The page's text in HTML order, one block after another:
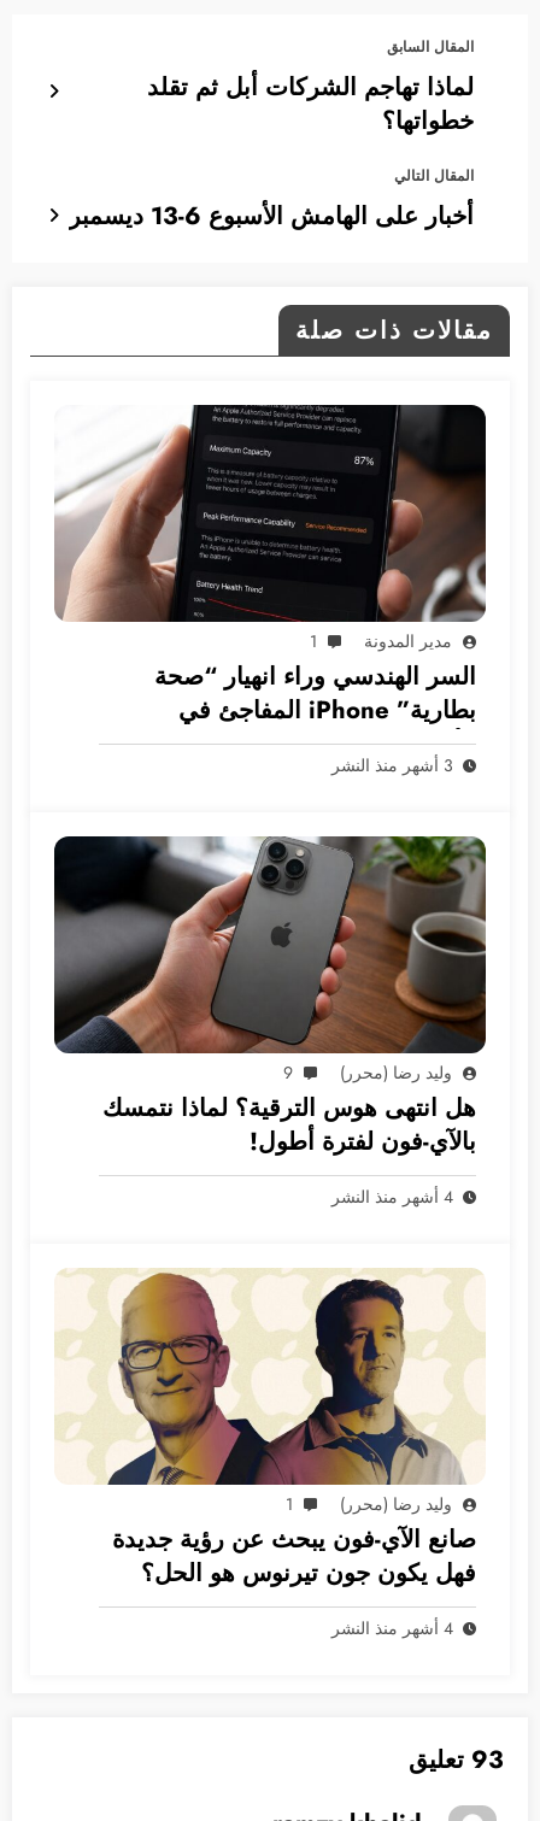
المقال السابق
لماذا تهاجم الشركات أبل ثم تقلد
خطواتها؟
المقال التالي
أخبار على الهامش الأسبوع 6-13 ديسمبر
مقالات ذات صلة
مدير المدونة 1
السر الهندسي وراء انهيار “صحة
بطارية” iPhone المفاجئ في
الأسواق العربية
3 أشهر منذ النشر
وليد رضا (محرر) 9
هل انتهى هوس الترقية؟ لماذا نتمسك
بالآي-فون لفترة أطول!
4 أشهر منذ النشر
وليد رضا (محرر) 1
صانع الآي-فون يبحث عن رؤية جديدة
فهل يكون جون تيرنوس هو الحل؟
4 أشهر منذ النشر
93 تعليق